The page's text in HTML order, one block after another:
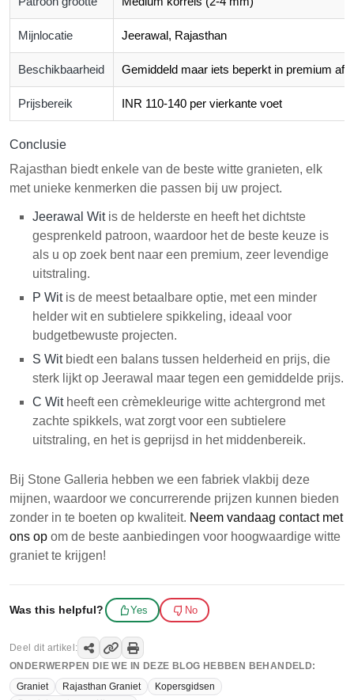
Mijnlocatie Jeerawal, Rajasthan
Beschikbaarheid Gemiddeld maar iets beperkt in premium
Prijsbereik INR 110-140 per vierkante voet
Conclusie
Rajasthan biedt enkele van de beste witte granieten, elk
met unieke kenmerken die passen bij uw project.
Jeerawal Witis de helderste en heeft het dichtste
gesprenkeld patroon, waardoor het de beste keuze is
als u op zoek bent naar een premium, zeer levendige
uitstraling.
P Witis de meest betaalbare optie, met een minder
helder wit en subtielere spikkeling, ideaal voor
budgetbewuste projecten.
S Witbiedt een balans tussen helderheid en prijs, die
sterk lijkt op Jeerawal maar tegen een gemiddelde prijs.
C Witheeft een crèmekleurige witte achtergrond met
zachte spikkels, wat zorgt voor een subtielere
uitstraling, en het is geprijsd in het middenbereik.
Bij Stone Galleria hebben we een fabriek vlakbij deze
mijnen, waardoor we concurrerende prijzen kunnen bieden
zonder in te boeten op kwaliteit. Neem vandaag contact met
ons op om de beste aanbiedingen voor hoogwaardige witte
graniet te krijgen!
Was this helpful? Yes No
Deel dit artikel:
ONDERWERPEN DIE WE IN DEZE BLOG HEBBEN BEHANDELD:
Graniet
Rajasthan Graniet
Kopersgidsen